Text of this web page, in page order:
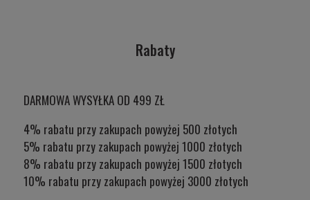
Rabaty
DARMOWA WYSYŁKA OD 499 ZŁ
4% rabatu przy zakupach powyżej 500 złotych
5% rabatu przy zakupach powyżej 1000 złotych
8% rabatu przy zakupach powyżej 1500 złotych
10% rabatu przy zakupach powyżej 3000 złotych